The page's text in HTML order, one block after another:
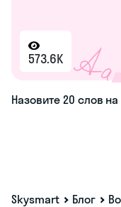
573.6K
Назовите 20 слов на
Skysmart Блог